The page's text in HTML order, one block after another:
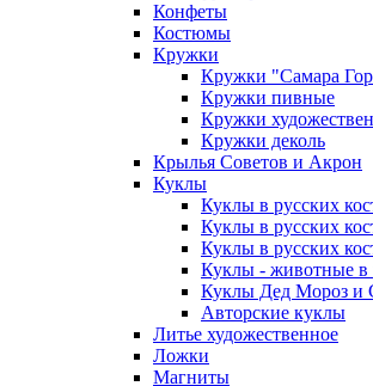
Конфеты
Костюмы
Кружки
Кружки "Самара
Кружки пивные
Кружки
Кружки деколь
Крылья Советов и Акрон
Куклы
Куклы в русских
Куклы в русских
Куклы в русских
Куклы - животные в
Куклы Дед Мороз и
Авторские куклы
Литье художественное
Ложки
Магниты